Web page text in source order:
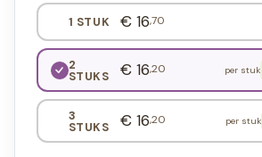
1 STUK € 16,70
2
STUKS € 16,20 per stuk
3
STUKS € 16,20 per stuk